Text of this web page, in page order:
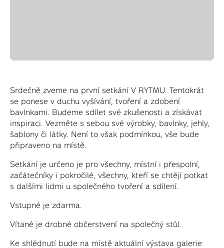
Srdečně zveme na první setkání V RYTMU. Tentokrát
se ponese v duchu vyšívání, tvoření a zdobení
bavlnkami. Budeme sdílet své zkušenosti a získávat
inspiraci. Vezměte s sebou své výrobky, bavlnky, jehly,
šablony či látky. Není to však podmínkou, vše bude
připraveno na místě.
Setkání je určeno je pro všechny, místní i přespolní,
začátečníky i pokročilé, všechny, kteří se chtějí potkat
s dalšími lidmi u společného tvoření a sdílení.
Vstupné je zdarma.
Vítané je drobné občerstvení na společný stůl.
Ke shlédnutí bude na místě aktuální výstava galerie